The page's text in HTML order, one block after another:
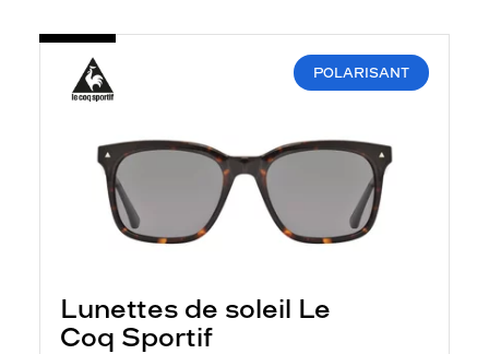
POLARISANT
Lunettes de soleil Le
Coq Sportif